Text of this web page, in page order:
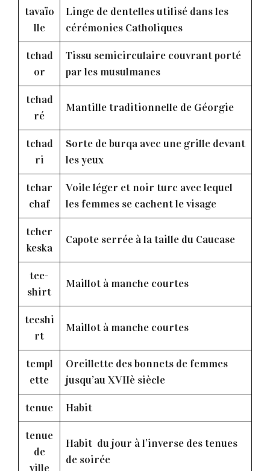
tavaïo
lle
Linge de dentelles utilisé dans les
cérémonies Catholiques
tchad
or
Tissu semicirculaire couvrant porté
par les musulmanes
tchad
ré
Mantille traditionnelle de Géorgie
tchad
ri
Sorte de burqa avec une grille devant
les yeux
tchar
chaf
Voile léger et noir turc avec lequel
les femmes se cachent le visage
tcher
keska
Capote serrée à la taille du Caucase
tee-
shirt
Maillot à manche courtes
teeshi
rt
Maillot à manche courtes
templ
ette
Oreillette des bonnets de femmes
jusqu’au XVIIè siècle
tenue Habit
tenue
de
ville
Habit du jour à l’inverse des tenues
de soirée